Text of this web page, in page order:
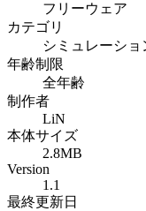
フリーウェア
カテゴリ
シミュレーショ
年齢制限
全年齢
制作者
LiN
本体サイズ
2.8MB
Version
1.1
最終更新日